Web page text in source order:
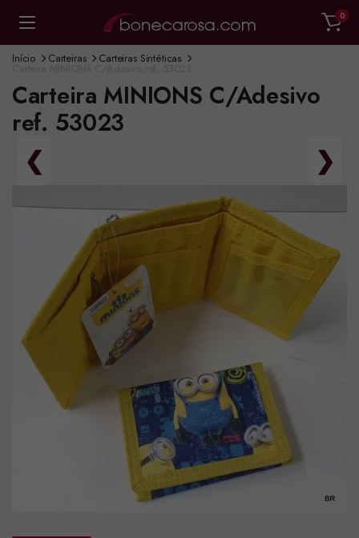
0
Início Carteiras Carteiras Sintéticas
Carteira MINIONS C/Adesivo
ref. 53023
❮ ❯